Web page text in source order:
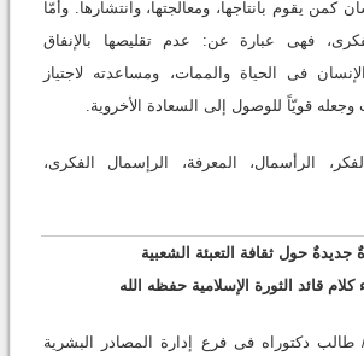
کمن یقوم بانتاجها، ومعالجتها، وانتشارها. وأمّا
فهی عبارة عن: عدم تقلیصها بالإنفاق
فی الحیاة والممات، ومساعدته لاجتیاز
قویّاً للوصول إلى السعادة الأخرویة.
الرأسمال، المعرفة، الرإسمال الفکری،
جدیدةٌ حول ثقافة التعبئة الشعبیة
قائد الثورة الإسلامیة حفظه الله
طالب دکتوراه فی فرع إدارة المصادر البشریة